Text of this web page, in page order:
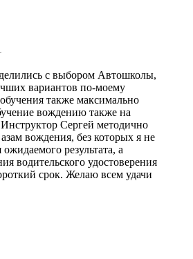
с выбором Автошколы,
вариантов по-моему
также максимально
вождению также на
Сергей методично
вождения, без которых я не
результата, а
водительского удостоверения
срок. Желаю всем удачи